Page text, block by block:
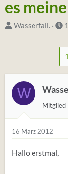
es
S
t
e
r
n
Wasserfall.
D
t
u
S
t
W
Mitglied
16 März 2012
Hallo erstmal,